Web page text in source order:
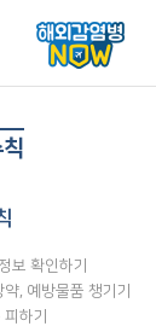
보 확인하기
, 예방물품 챙기기
하기